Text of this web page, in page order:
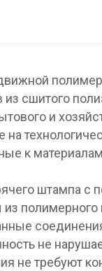
сшитого
и
на
к
штампа с
полимерного
не
не требуют